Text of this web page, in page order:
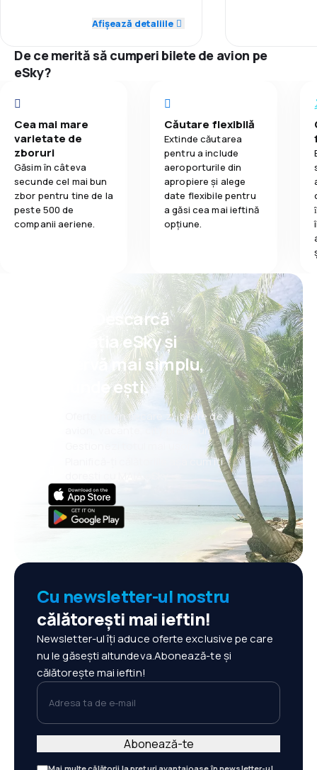
Prețul biletelor
5,0
Transportul bagajelor 5,0
Mâncare 5,0
Afișează detaliile
decesul unui
siguranță nu o
bilete de avion
aceasta
bine venim cu
Rețeaua de
Confort în
Transportul
De ce merită să cumperi bilete de avion pe
eSky?
Cea mai mare
varietate de
zboruri
Găsim în câteva
secunde cel mai bun
zbor pentru tine de la
peste 500 de
companii aeriene.
Căutare flexibilă
Extinde căutarea
pentru a include
aeroporturile din
apropiere și alege
date flexibile pentru
a găsi cea mai ieftină
opțiune.
Psst! Descarcă
aplicația eSky și
rezervă mai simplu,
oriunde ești.
Oferte noi în fiecare zi: bilete de
avion, vacanțe, city break-uri
Planifică-ți călătoriile așa cum îți
Cu newsletter-ul nostru
călătorești mai ieftin!
Newsletter-ul îți aduce oferte exclusive pe care
nu le găsești altundeva.Abonează-te și
călătorește mai ieftin!
Adresa ta de e-mail
Abonează-te